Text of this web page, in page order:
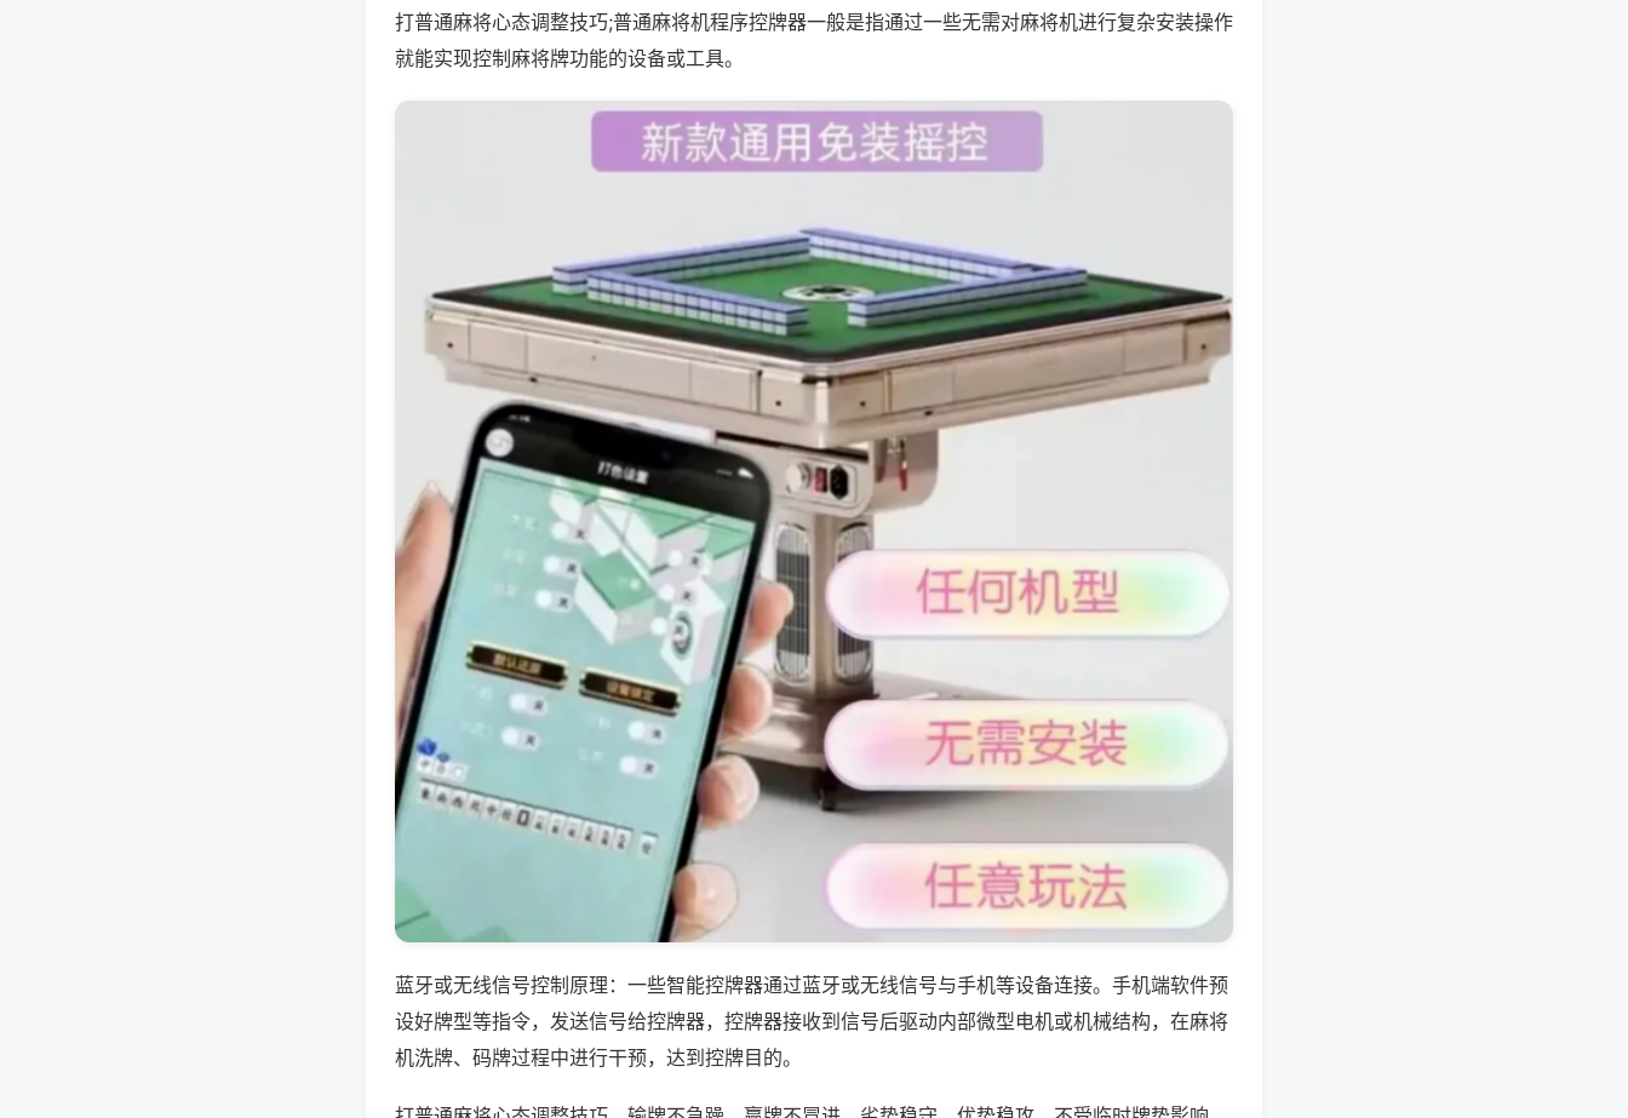
打普通麻将心态调整技巧;普通麻将机程序控牌器一般是指通过一些无需对麻将机进行复杂安装操作
就能实现控制麻将牌功能的设备或工具。
蓝牙或无线信号控制原理：一些智能控牌器通过蓝牙或无线信号与手机等设备连接。手机端软件预
设好牌型等指令，发送信号给控牌器，控牌器接收到信号后驱动内部微型电机或机械结构，在麻将
机洗牌、码牌过程中进行干预，达到控牌目的。